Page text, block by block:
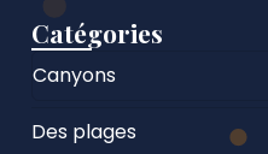
Catégories
Canyons
Des plages